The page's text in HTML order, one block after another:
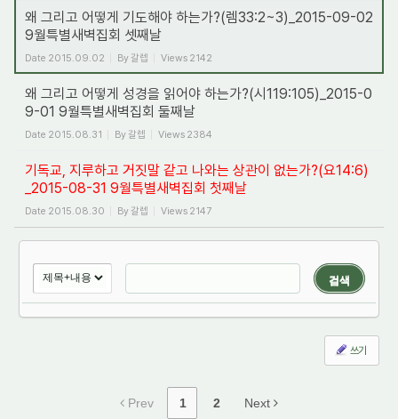
왜 그리고 어떻게 기도해야 하는가?(렘33:2~3)_2015-09-02
9월특별새벽집회 셋째날
Date 2015.09.02 By갈렙 Views 2142
왜 그리고 어떻게 성경을 읽어야 하는가?(시119:105)_2015-0
9-01 9월특별새벽집회 둘째날
Date 2015.08.31 By갈렙 Views 2384
기독교, 지루하고 거짓말 같고 나와는 상관이 없는가?(요14:6)
_2015-08-31 9월특별새벽집회 첫째날
Date 2015.08.30 By갈렙 Views 2147
검색
쓰기
Prev 1 2 Next